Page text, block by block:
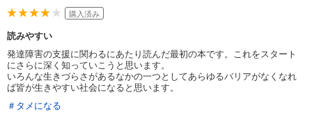
購入済み
読みやすい
発達障害の支援に関わるにあたり読んだ最初の本です。これをスタート
にさらに深く知っていこうと思います。
いろんな生きづらさがあるなかの一つとしてあらゆるバリアがなくなれ
ば皆が生きやすい社会になると思います。
＃タメになる